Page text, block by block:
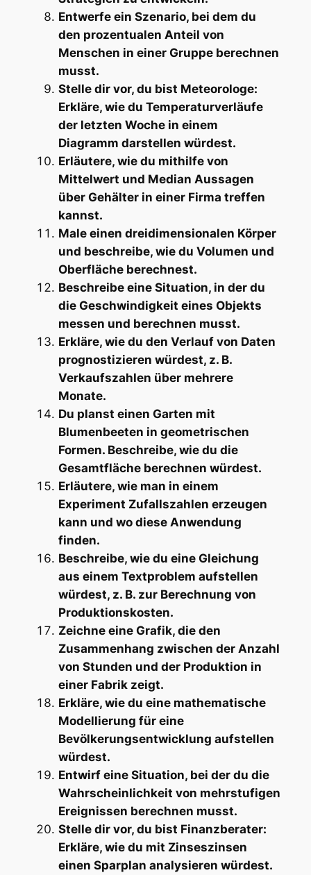
Entwerfe ein Szenario, bei dem du
den prozentualen Anteil von
Menschen in einer Gruppe berechnen
musst.
Stelle dir vor, du bist Meteorologe:
Erkläre, wie du Temperaturverläufe
der letzten Woche in einem
Diagramm darstellen würdest.
Erläutere, wie du mithilfe von
Mittelwert und Median Aussagen
über Gehälter in einer Firma treffen
kannst.
Male einen dreidimensionalen Körper
und beschreibe, wie du Volumen und
Oberfläche berechnest.
Beschreibe eine Situation, in der du
die Geschwindigkeit eines Objekts
messen und berechnen musst.
Erkläre, wie du den Verlauf von Daten
prognostizieren würdest, z. B.
Verkaufszahlen über mehrere
Monate.
Du planst einen Garten mit
Blumenbeeten in geometrischen
Formen. Beschreibe, wie du die
Gesamtfläche berechnen würdest.
Erläutere, wie man in einem
Experiment Zufallszahlen erzeugen
kann und wo diese Anwendung
finden.
Beschreibe, wie du eine Gleichung
aus einem Textproblem aufstellen
würdest, z. B. zur Berechnung von
Produktionskosten.
Zeichne eine Grafik, die den
Zusammenhang zwischen der Anzahl
von Stunden und der Produktion in
einer Fabrik zeigt.
Erkläre, wie du eine mathematische
Modellierung für eine
Bevölkerungsentwicklung aufstellen
würdest.
Entwirf eine Situation, bei der du die
Wahrscheinlichkeit von mehrstufigen
Ereignissen berechnen musst.
Stelle dir vor, du bist Finanzberater:
Erkläre, wie du mit Zinseszinsen
einen Sparplan analysieren würdest.